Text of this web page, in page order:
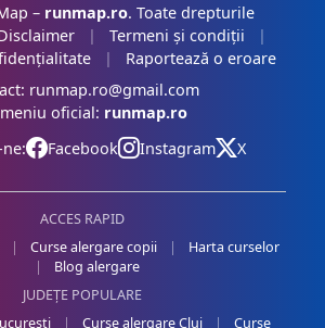
– runmap.ro. Toate drepturile
| Termeni și condiții
|
|
Raportează o eroare
runmap.ro@gmail.com
oficial: runmap.ro
Facebook Instagram X
ACCES RAPID
| Curse alergare copii |
Harta curselor
|
Blog alergare
JUDEȚE POPULARE
| Curse alergare Cluj | Curse